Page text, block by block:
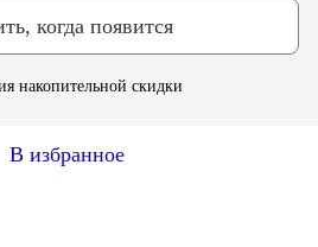
когда появится
накопительной скидки
В избранное